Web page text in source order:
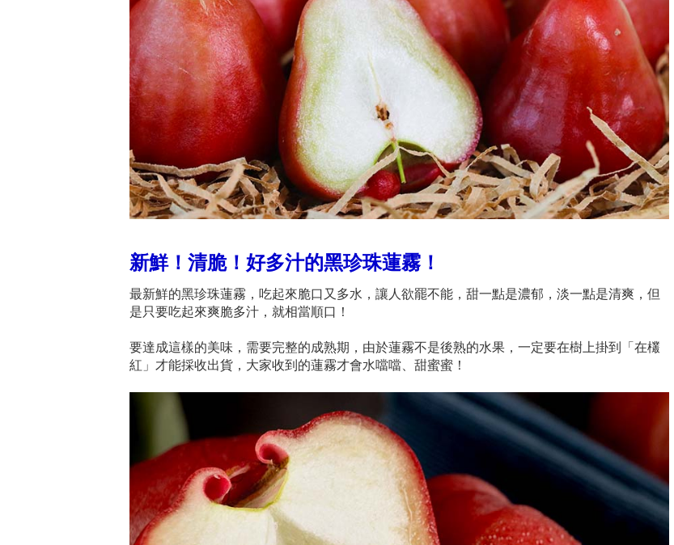
新鮮！清脆！好多汁的黑珍珠蓮霧！
最新鮮的黑珍珠蓮霧，吃起來脆口又多水，讓人欲罷不能，甜一點是濃郁，淡一點是清爽，但
是只要吃起來爽脆多汁，就相當順口！
要達成這樣的美味，需要完整的成熟期，由於蓮霧不是後熟的水果，一定要在樹上掛到「在欉
紅」才能採收出貨，大家收到的蓮霧才會水噹噹、甜蜜蜜！